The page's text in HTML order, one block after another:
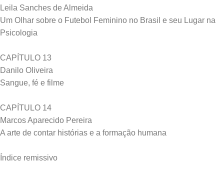
Leila Sanches de Almeida
Um Olhar sobre o Futebol Feminino no Brasil e seu Lugar na
Psicologia
CAPÍTULO 13
Danilo Oliveira
Sangue, fé e filme
CAPÍTULO 14
Marcos Aparecido Pereira
A arte de contar histórias e a formação humana